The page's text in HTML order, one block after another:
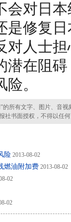
会对日
是修复
对人士
潜在阻
。
所有文字、图片、音视
社书面授权，不得以任
险 2013-08-02
燃油附加费 2013-08-02
02
02